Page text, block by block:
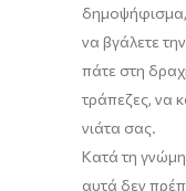
δημοψήφισμα,
να βγάλετε
πάτε στη
τράπεζες, να
νιάτα σας.
Κατά τη
αυτά δεν